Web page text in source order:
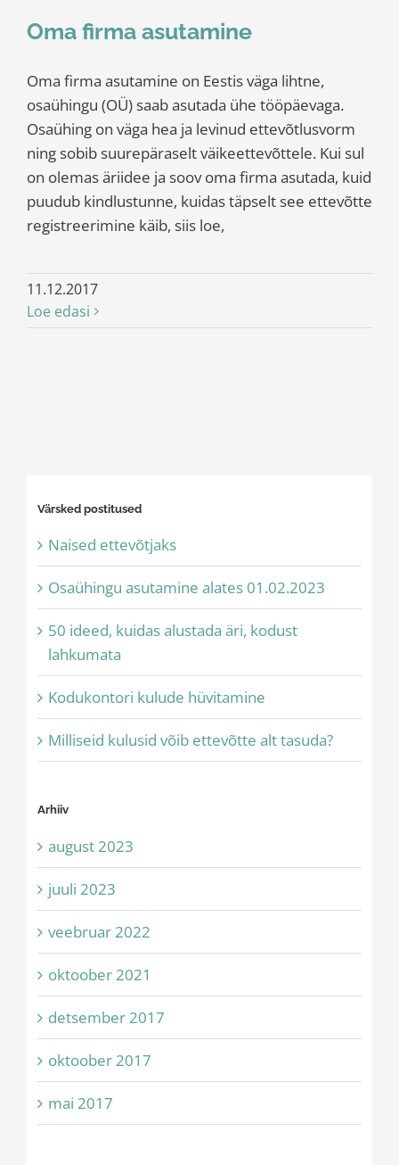
Oma firma asutamine
Oma firma asutamine on Eestis väga lihtne,
osaühingu (OÜ) saab asutada ühe tööpäevaga.
Osaühing on väga hea ja levinud ettevõtlusvorm
ning sobib suurepäraselt väikeettevõttele. Kui sul
on olemas äriidee ja soov oma firma asutada, kuid
puudub kindlustunne, kuidas täpselt see ettevõtte
registreerimine käib, siis loe,
11.12.2017
Loe edasi
Värsked postitused
Naised ettevõtjaks
Osaühingu asutamine alates 01.02.2023
50 ideed, kuidas alustada äri, kodust
lahkumata
Kodukontori kulude hüvitamine
Milliseid kulusid võib ettevõtte alt tasuda?
Arhiiv
august 2023
juuli 2023
veebruar 2022
oktoober 2021
detsember 2017
oktoober 2017
mai 2017